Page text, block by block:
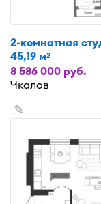
2-комнатная
45,19 м2
8 586 000 руб.
Чкалов
✎